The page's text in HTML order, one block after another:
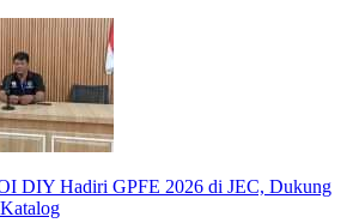
DIY Hadiri GPFE 2026 di JEC, Dukung